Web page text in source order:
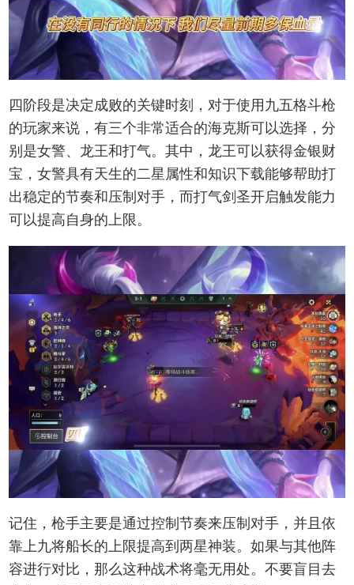
四阶段是决定成败的关键时刻，对于使用九五格斗枪
的玩家来说，有三个非常适合的海克斯可以选择，分
别是女警、龙王和打气。其中，龙王可以获得金银财
宝，女警具有天生的二星属性和知识下载能够帮助打
出稳定的节奏和压制对手，而打气剑圣开启触发能力
可以提高自身的上限。
记住，枪手主要是通过控制节奏来压制对手，并且依
靠上九将船长的上限提高到两星神装。如果与其他阵
容进行对比，那么这种战术将毫无用处。不要盲目去